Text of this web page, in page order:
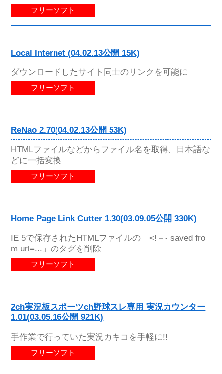
フリーソフト
Local Internet (04.02.13公開 15K)
ダウンロードしたサイト同士のリンクを可能に
フリーソフト
ReNao 2.70(04.02.13公開 53K)
HTMLファイルなどからファイル名を取得、日本語な
どに一括変換
フリーソフト
Home Page Link Cutter 1.30(03.09.05公開 330K)
IE 5で保存されたHTMLファイルの「<!－- saved fro
m url=...」のタグを削除
フリーソフト
2ch実況板スポーツch野球スレ専用 実況カウンター
1.01(03.05.16公開 921K)
手作業で行っていた実況カキコを手軽に!!
フリーソフト